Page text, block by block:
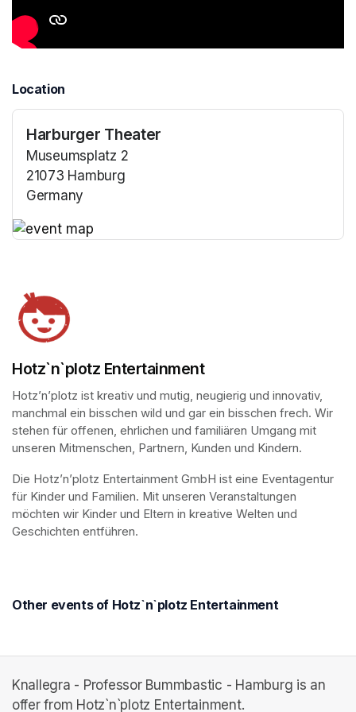
Location
Harburger Theater
Museumsplatz 2
21073 Hamburg
Germany
Hotz`n`plotz Entertainment
Hotz’n’plotz ist kreativ und mutig, neugierig und innovativ,
manchmal ein bisschen wild und gar ein bisschen frech. Wir
stehen für offenen, ehrlichen und familiären Umgang mit
unseren Mitmenschen, Partnern, Kunden und Kindern.
Die Hotz’n’plotz Entertainment GmbH ist eine Eventagentur
für Kinder und Familien. Mit unseren Veranstaltungen
möchten wir Kinder und Eltern in kreative Welten und
Geschichten entführen.
Other events of Hotz`n`plotz Entertainment
Knallegra - Professor Bummbastic - Hamburg is an
offer from Hotz`n`plotz Entertainment.